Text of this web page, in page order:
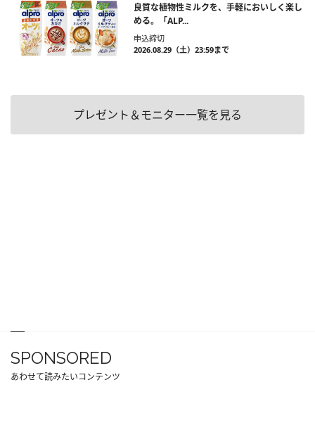
良質な植物性ミルクを、手軽においしく楽し
める。「ALP...
申込締切
2026.08.29（土）23:59まで
プレゼント＆モニター一覧を見る
SPONSORED
あわせて読みたいコンテンツ